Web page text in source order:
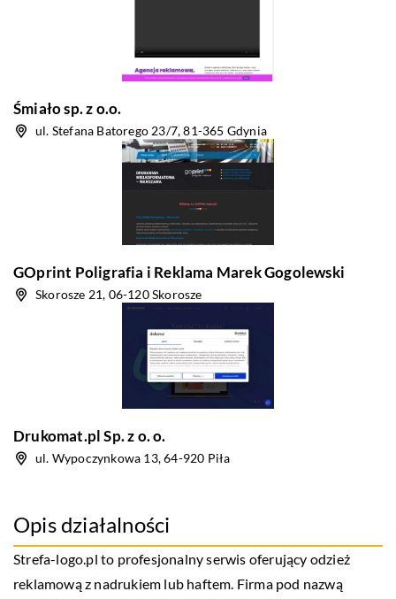
Śmiało sp. z o.o.
ul. Stefana Batorego 23/7, 81-365 Gdynia
GOprint Poligrafia i Reklama Marek Gogolewski
Skorosze 21, 06-120 Skorosze
Drukomat.pl Sp. z o. o.
ul. Wypoczynkowa 13, 64-920 Piła
Opis działalności
Strefa-logo.pl to profesjonalny serwis oferujący odzież
reklamową z nadrukiem lub haftem. Firma pod nazwą